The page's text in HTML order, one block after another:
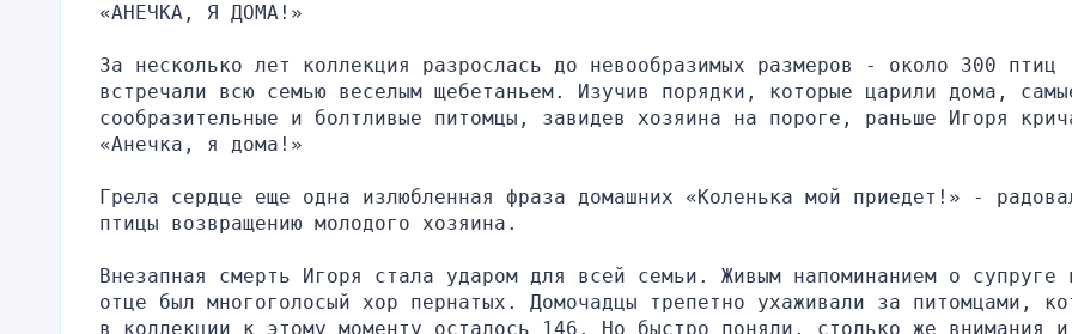
«АНЕЧКА, Я ДОМА!»
За несколько лет коллекция разрослась до невообразимых размеров - около 300 птиц
встречали всю семью веселым щебетаньем. Изучив порядки, которые царили дома,
сообразительные и болтливые питомцы, завидев хозяина на пороге, раньше Игоря
«Анечка, я дома!»
Грела сердце еще одна излюбленная фраза домашних «Коленька мой приедет!» -
птицы возвращению молодого хозяина.
Внезапная смерть Игоря стала ударом для всей семьи. Живым напоминанием о супруге
отце был многоголосый хор пернатых. Домочадцы трепетно ухаживали за питомцами,
в коллекции к этому моменту осталось 146. Но быстро поняли, столько же внимания и